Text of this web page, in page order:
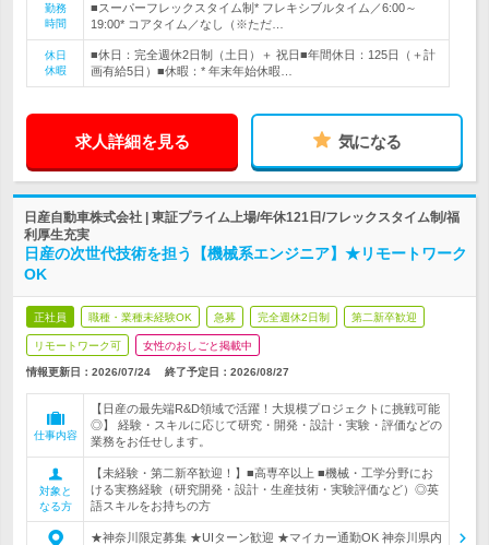
勤務
時間
■スーパーフレックスタイム制* フレキシブルタイム／6:00～
19:00* コアタイム／なし（※ただ…
休日
休暇
■休日：完全週休2日制（土日）＋ 祝日■年間休日：125日（＋計
画有給5日）■休暇：* 年末年始休暇…
求人詳細を見る 気になる
日産自動車株式会社 | 東証プライム上場/年休121日/フレックスタイム制/福
利厚生充実
日産の次世代技術を担う【機械系エンジニア】★リモートワーク
OK
正社員 職種・業種未経験OK 急募 完全週休2日制 第二新卒歓迎
リモートワーク可 女性のおしごと掲載中
情報更新日：2026/07/24 終了予定日： 2026/08/27
仕事内容
【日産の最先端R&D領域で活躍！大規模プロジェクトに挑戦可能
◎】 経験・スキルに応じて研究・開発・設計・実験・評価などの
業務をお任せします。
対象と
なる方
【未経験・第二新卒歓迎！】■高専卒以上 ■機械・工学分野にお
ける実務経験（研究開発・設計・生産技術・実験評価など）◎英
語スキルをお持ちの方
★神奈川限定募集 ★UIターン歓迎 ★マイカー通勤OK 神奈川県内